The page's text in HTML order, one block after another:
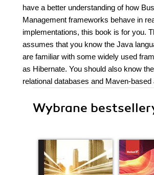
have a better understanding of how
Management frameworks behave in
implementations, this book is for you.
assumes that you know the Java
are familiar with some widely used
as Hibernate. You should also know
relational databases and Maven-based
Wybrane